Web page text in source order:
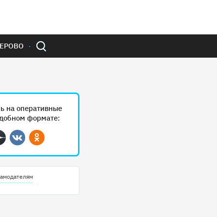
на оперативные
формате:
ВконтактеОдноклассники